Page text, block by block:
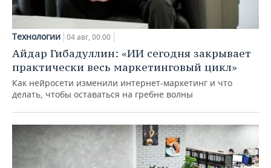
Технологии 04 авг, 00:00
Айдар Гибадуллин: «ИИ сегодня закрывает
практически весь маркетинговый цикл»
Как нейросети изменили интернет-маркетинг и что
делать, чтобы оставаться на гребне волны